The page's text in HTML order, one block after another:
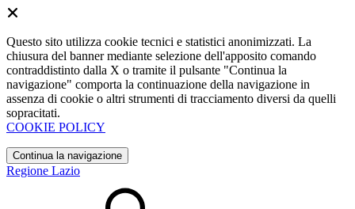
Questo sito utilizza cookie tecnici e statistici anonimizzati. La
chiusura del banner mediante selezione dell'apposito comando
contraddistinto dalla X o tramite il pulsante "Continua la
navigazione" comporta la continuazione della navigazione in
assenza di cookie o altri strumenti di tracciamento diversi da quelli
sopracitati.
COOKIE POLICY
Continua la navigazione
Regione Lazio